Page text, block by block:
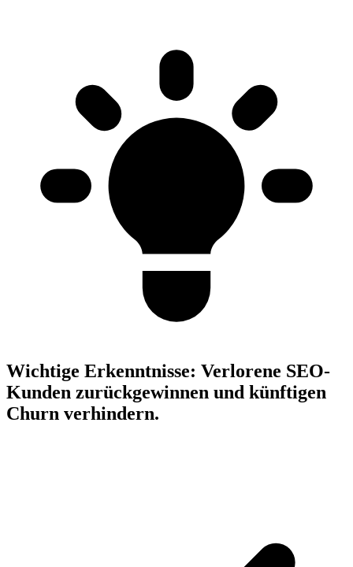
Wichtige Erkenntnisse: Verlorene SEO-
Kunden zurückgewinnen und künftigen
Churn verhindern.